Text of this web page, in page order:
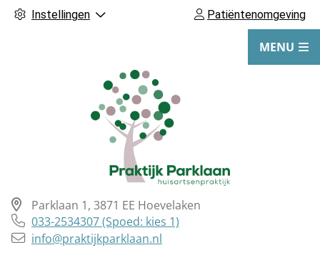
Instellingen Patiëntenomgeving
Parklaan 1, 3871 EE Hoevelaken
Tel:
033-2534307 (Spoed: kies 1)
info@praktijkparklaan.nl
MENU